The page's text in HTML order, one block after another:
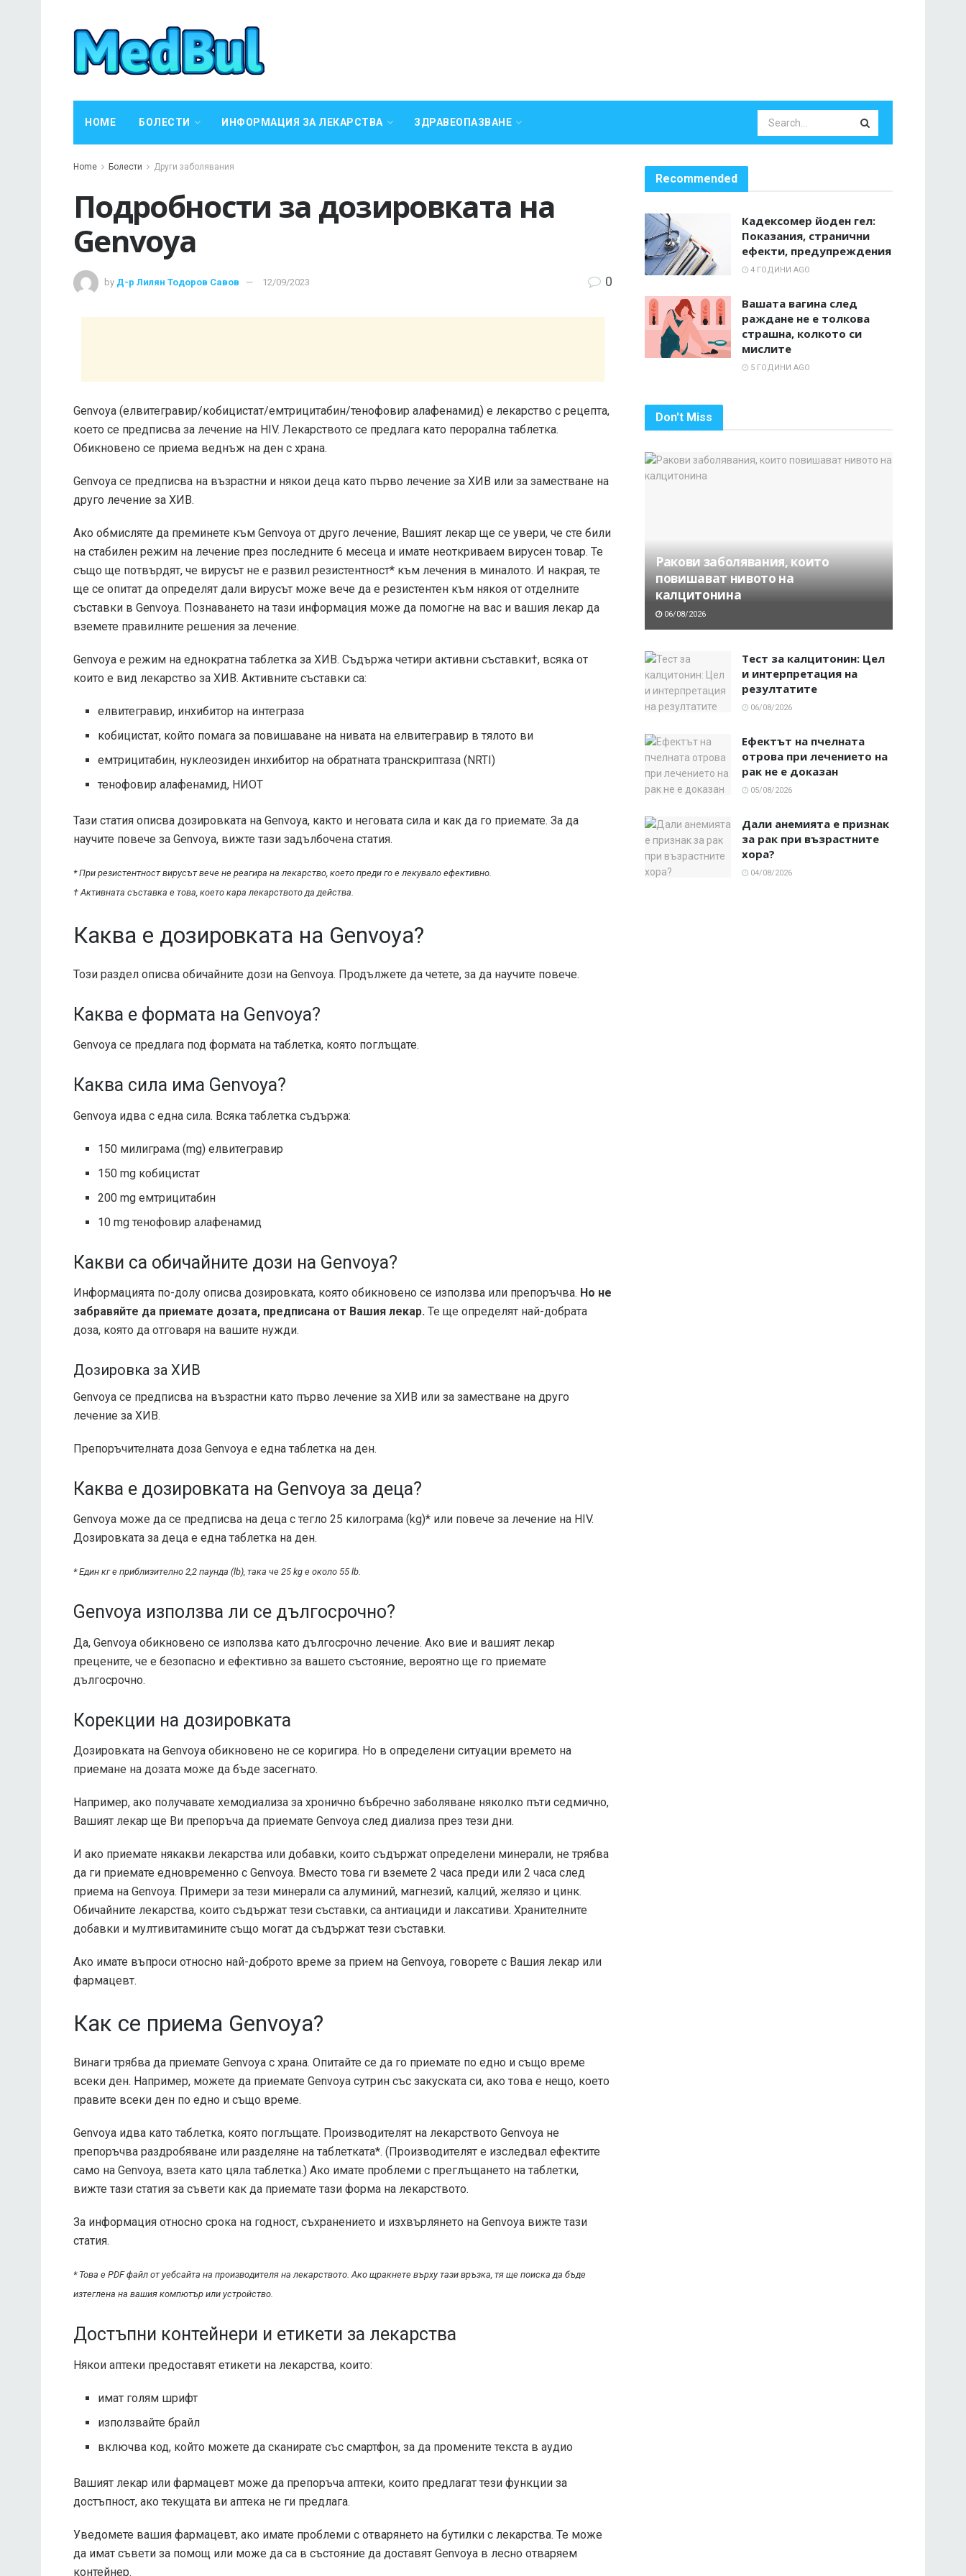
HOME БОЛЕСТИ ИНФОРМАЦИЯ ЗА ЛЕКАРСТВА ЗДРАВЕОПАЗВАНЕ
Home Болести Други заболявания
Подробности за дозировката на
Genvoya
by Д-р Лилян Тодоров Савов 12/09/2023 0
Genvoya (елвитегравир/кобицистат/емтрицитабин/тенофовир алафенамид) е лекарство с рецепта,
което се предписва за лечение на HIV. Лекарството се предлага като перорална таблетка.
Обикновено се приема веднъж на ден с храна.
Genvoya се предписва на възрастни и някои деца като първо лечение за ХИВ или за заместване на
друго лечение за ХИВ.
Ако обмисляте да преминете към Genvoya от друго лечение, Вашият лекар ще се увери, че сте били
на стабилен режим на лечение през последните 6 месеца и имате неоткриваем вирусен товар. Те
също ще потвърдят, че вирусът не е развил резистентност* към лечения в миналото. И накрая, те
ще се опитат да определят дали вирусът може вече да е резистентен към някоя от отделните
съставки в Genvoya. Познаването на тази информация може да помогне на вас и вашия лекар да
вземете правилните решения за лечение.
Genvoya е режим на еднократна таблетка за ХИВ. Съдържа четири активни съставки†, всяка от
които е вид лекарство за ХИВ. Активните съставки са:
елвитегравир, инхибитор на интеграза
кобицистат, който помага за повишаване на нивата на елвитегравир в тялото ви
емтрицитабин, нуклеозиден инхибитор на обратната транскриптаза (NRTI)
тенофовир алафенамид, НИОТ
Тази статия описва дозировката на Genvoya, както и неговата сила и как да го приемате. За да
научите повече за Genvoya, вижте тази задълбочена статия.
* При резистентност вирусът вече не реагира на лекарство, което преди го е лекувало ефективно.
† Активната съставка е това, което кара лекарството да действа.
Каква е дозировката на Genvoya?
Този раздел описва обичайните дози на Genvoya. Продължете да четете, за да научите повече.
Каква е формата на Genvoya?
Genvoya се предлага под формата на таблетка, която поглъщате.
Каква сила има Genvoya?
Genvoya идва с една сила. Всяка таблетка съдържа:
150 милиграма (mg) елвитегравир
150 mg кобицистат
200 mg емтрицитабин
10 mg тенофовир алафенамид
Какви са обичайните дози на Genvoya?
Информацията по-долу описва дозировката, която обикновено се използва или препоръчва. Но не
забравяйте да приемате дозата, предписана от Вашия лекар. Те ще определят най-добрата
доза, която да отговаря на вашите нужди.
Дозировка за ХИВ
Genvoya се предписва на възрастни като първо лечение за ХИВ или за заместване на друго
лечение за ХИВ.
Препоръчителната доза Genvoya е една таблетка на ден.
Каква е дозировката на Genvoya за деца?
Genvoya може да се предписва на деца с тегло 25 килограма (kg)* или повече за лечение на HIV.
Дозировката за деца е една таблетка на ден.
* Един кг е приблизително 2,2 паунда (lb), така че 25 kg е около 55 lb.
Genvoya използва ли се дългосрочно?
Да, Genvoya обикновено се използва като дългосрочно лечение. Ако вие и вашият лекар
прецените, че е безопасно и ефективно за вашето състояние, вероятно ще го приемате
дългосрочно.
Корекции на дозировката
Дозировката на Genvoya обикновено не се коригира. Но в определени ситуации времето на
приемане на дозата може да бъде засегнато.
Например, ако получавате хемодиализа за хронично бъбречно заболяване няколко пъти седмично,
Вашият лекар ще Ви препоръча да приемате Genvoya след диализа през тези дни.
И ако приемате някакви лекарства или добавки, които съдържат определени минерали, не трябва
да ги приемате едновременно с Genvoya. Вместо това ги вземете 2 часа преди или 2 часа след
приема на Genvoya. Примери за тези минерали са алуминий, магнезий, калций, желязо и цинк.
Обичайните лекарства, които съдържат тези съставки, са антиациди и лаксативи. Хранителните
добавки и мултивитамините също могат да съдържат тези съставки.
Ако имате въпроси относно най-доброто време за прием на Genvoya, говорете с Вашия лекар или
фармацевт.
Как се приема Genvoya?
Винаги трябва да приемате Genvoya с храна. Опитайте се да го приемате по едно и също време
всеки ден. Например, можете да приемате Genvoya сутрин със закуската си, ако това е нещо, което
правите всеки ден по едно и също време.
Genvoya идва като таблетка, която поглъщате. Производителят на лекарството Genvoya не
препоръчва раздробяване или разделяне на таблетката*. (Производителят е изследвал ефектите
само на Genvoya, взета като цяла таблетка.) Ако имате проблеми с преглъщането на таблетки,
вижте тази статия за съвети как да приемате тази форма на лекарството.
За информация относно срока на годност, съхранението и изхвърлянето на Genvoya вижте тази
статия.
* Това е PDF файл от уебсайта на производителя на лекарството. Ако щракнете върху тази връзка, тя ще поиска да бъде
изтеглена на вашия компютър или устройство.
Достъпни контейнери и етикети за лекарства
Някои аптеки предоставят етикети на лекарства, които:
имат голям шрифт
използвайте брайл
включва код, който можете да сканирате със смартфон, за да промените текста в аудио
Вашият лекар или фармацевт може да препоръча аптеки, които предлагат тези функции за
достъпност, ако текущата ви аптека не ги предлага.
Уведомете вашия фармацевт, ако имате проблеми с отварянето на бутилки с лекарства. Те може
да имат съвети за помощ или може да са в състояние да доставят Genvoya в лесно отваряем
контейнер.
Recommended
Кадексомер йоден гел:
Показания, странични
ефекти, предупреждения
4 ГОДИНИ AGO
Вашата вагина след
раждане не е толкова
страшна, колкото си
мислите
5 ГОДИНИ AGO
Don't Miss
Ракови заболявания, които
повишават нивото на
калцитонина
06/08/2026
Тест за калцитонин: Цел
и интерпретация на
резултатите
06/08/2026
Ефектът на пчелната
отрова при лечението на
рак не е доказан
05/08/2026
Дали анемията е признак
за рак при възрастните
хора?
04/08/2026